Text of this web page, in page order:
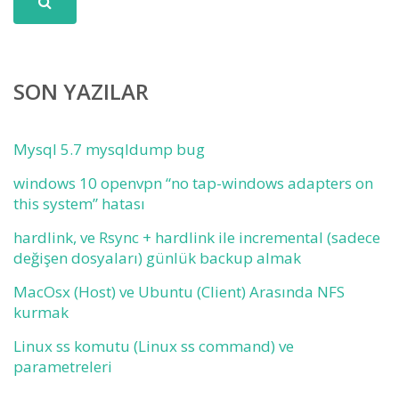
SON YAZILAR
Mysql 5.7 mysqldump bug
windows 10 openvpn “no tap-windows adapters on
this system” hatası
hardlink, ve Rsync + hardlink ile incremental (sadece
değişen dosyaları) günlük backup almak
MacOsx (Host) ve Ubuntu (Client) Arasında NFS
kurmak
Linux ss komutu (Linux ss command) ve
parametreleri